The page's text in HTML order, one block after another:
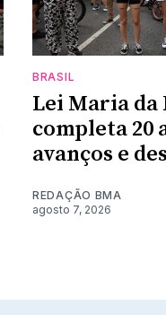
BRASIL
Lei Maria da
completa 20
avanços e
REDAÇÃO BMA
agosto 7, 2026